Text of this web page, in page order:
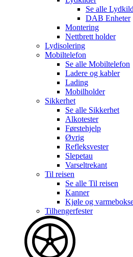
Se alle
DAB Enheter
Montering
Nettbrett holder
Lydisolering
Mobiltelefon
Se alle Mobiltelefon
Ladere og kabler
Lading
Mobilholder
Sikkerhet
Se alle Sikkerhet
Alkotester
Førstehjelp
Øvrig
Refleksvester
Slepetau
Varseltrekant
Til reisen
Se alle Til reisen
Kanner
Kjøle og
Tilhengerfester